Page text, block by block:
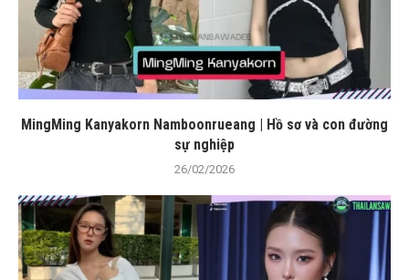
MingMing Kanyakorn Namboonrueang | Hồ sơ và con đường
sự nghiệp
26/02/2026